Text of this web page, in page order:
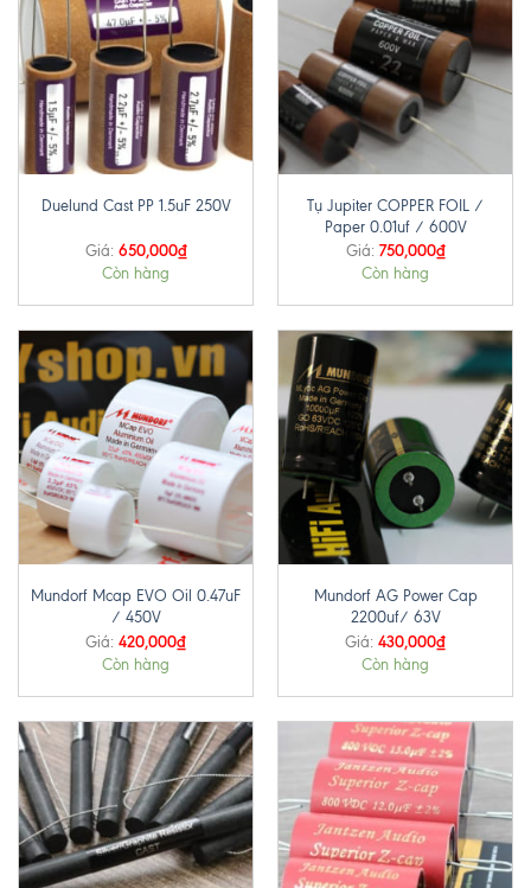
Duelund Cast PP 1.5uF 250V
Giá: 650,000₫
Còn hàng
Tụ Jupiter COPPER FOIL /
Paper 0.01uf / 600V
Giá: 750,000₫
Còn hàng
Mundorf Mcap EVO Oil 0.47uF
/ 450V
Giá: 420,000₫
Còn hàng
Mundorf AG Power Cap
2200uf/ 63V
Giá: 430,000₫
Còn hàng